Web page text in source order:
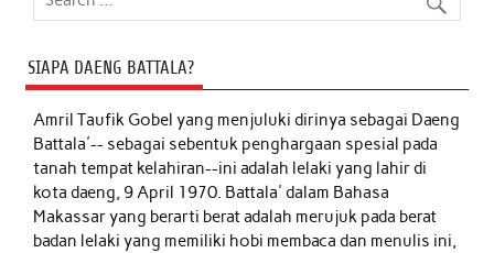
SIAPA DAENG BATTALA?
Amril Taufik Gobelyang menjuluki dirinya sebagai Daeng
Battala'-- sebagai sebentuk penghargaan spesial pada
tanah tempat kelahiran--ini adalah lelaki yang lahir di
kota daeng, 9 April 1970. Battala' dalam Bahasa
Makassar yang berarti berat adalah merujuk pada berat
badan lelaki yang memiliki hobi membaca dan menulis ini,